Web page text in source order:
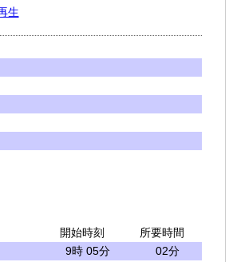
生
開始時刻
所要時間
9時 05分
02分